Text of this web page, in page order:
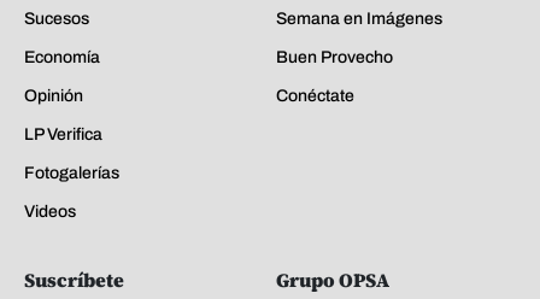
Sucesos
Economía
Opinión
LP Verifica
Fotogalerías
Videos
Semana en Imágenes
Buen Provecho
Conéctate
Suscríbete Grupo OPSA